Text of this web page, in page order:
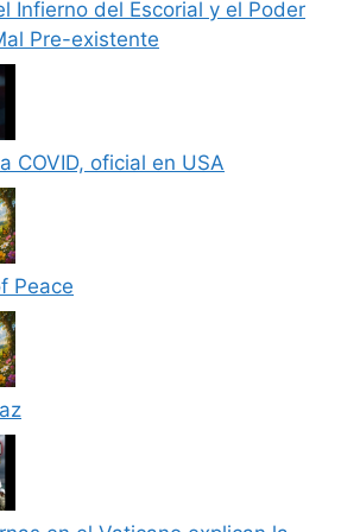
Infierno del Escorial y el Poder
Pre-existente
COVID, oficial en USA
Peace